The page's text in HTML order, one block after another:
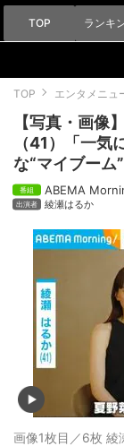
TOP ランキ
TOP エンタメニュ
【写真・画像
（41）「一
な“マイブーム
ABEMA
綾瀬はるか
画像1枚目／6枚 綾